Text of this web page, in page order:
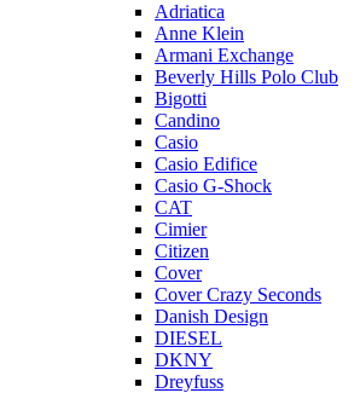
Adriatica
Anne Klein
Armani Exchange
Beverly Hills Polo Club
Bigotti
Candino
Casio
Casio Edifice
Casio G-Shock
CAT
Cimier
Citizen
Cover
Cover Crazy Seconds
Danish Design
DIESEL
DKNY
Dreyfuss